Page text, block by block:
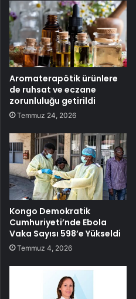
Aromaterapötik ürünlere
de ruhsat ve eczane
zorunluluğu getirildi
Temmuz 24, 2026
Kongo Demokratik
Cumhuriyeti’nde Ebola
Vaka Sayısı 598’e Yükseldi
Temmuz 4, 2026